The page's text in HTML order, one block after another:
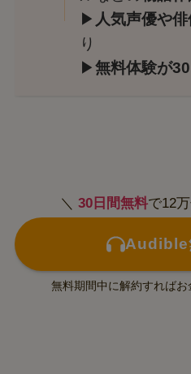
▶ 人気声優や
り
▶無料体験が
＼ 30日間無料で12
Audible
無料期間中に解約すればお